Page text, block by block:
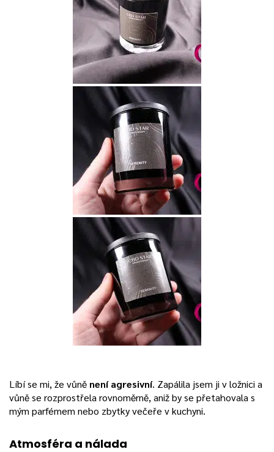
Líbí se mi, že vůně není agresivní. Zapálila jsem ji v ložnici a
vůně se rozprostřela rovnoměrně, aniž by se přetahovala s
mým parfémem nebo zbytky večeře v kuchyni.
Atmosféra a nálada